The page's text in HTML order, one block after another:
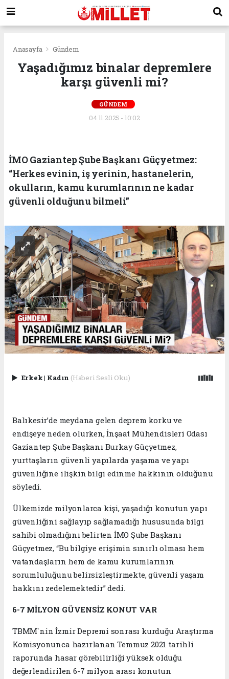
Anasayfa Gündem
Yaşadığımız binalar depremlere
karşı güvenli mi?
GÜNDEM
04.11.2025 - 10:02
İMO Gaziantep Şube Başkanı Güçyetmez:
“Herkes evinin, iş yerinin, hastanelerin,
okulların, kamu kurumlarının ne kadar
güvenli olduğunu bilmeli”
Erkek| Kadın (Haberi Sesli Oku)
Balıkesir’de meydana gelen deprem korku ve
endişeye neden olurken, İnşaat Mühendisleri Odası
Gaziantep Şube Başkanı Burkay Güçyetmez,
yurttaşların güvenli yapılarda yaşama ve yapı
güvenliğine ilişkin bilgi edinme hakkının olduğunu
söyledi.
Ülkemizde milyonlarca kişi, yaşadığı konutun yapı
güvenliğini sağlayıp sağlamadığı hususunda bilgi
sahibi olmadığını belirten İMO Şube Başkanı
Güçyetmez, “Bu bilgiye erişimin sınırlı olması hem
vatandaşların hem de kamu kurumlarının
sorumluluğunu belirsizleştirmekte, güvenli yaşam
hakkını zedelemektedir” dedi.
6-7 MİLYON GÜVENSİZ KONUT VAR
TBMM`nin İzmir Depremi sonrası kurduğu Araştırma
Komisyonunca hazırlanan Temmuz 2021 tarihli
raporunda hasar görebilirliği yüksek olduğu
değerlendirilen 6-7 milyon arası konutun